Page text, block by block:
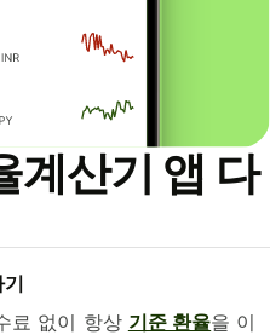
계산기 앱 다
료 없이 항상 기준 환율을 이